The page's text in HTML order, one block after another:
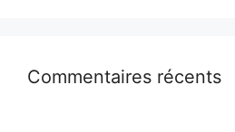
Commentaires récents